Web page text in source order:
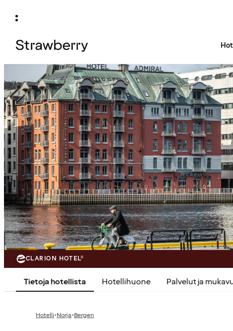
CLARION HOTEL®
Tietoja hotellista Hotellihuone Palvelut ja
Hotelli·Norja·Bergen